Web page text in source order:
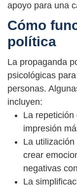
apoyo para una
Cómo
política
La propaganda
psicológicas
personas.
incluyen:
La repetición
impresión
La
crear
negativas
La